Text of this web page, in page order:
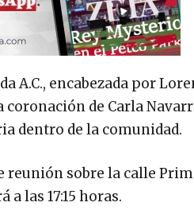
A.C., encabezada por
de Carla
dentro de la comunidad.
reunión sobre la calle
las 17:15 horas.